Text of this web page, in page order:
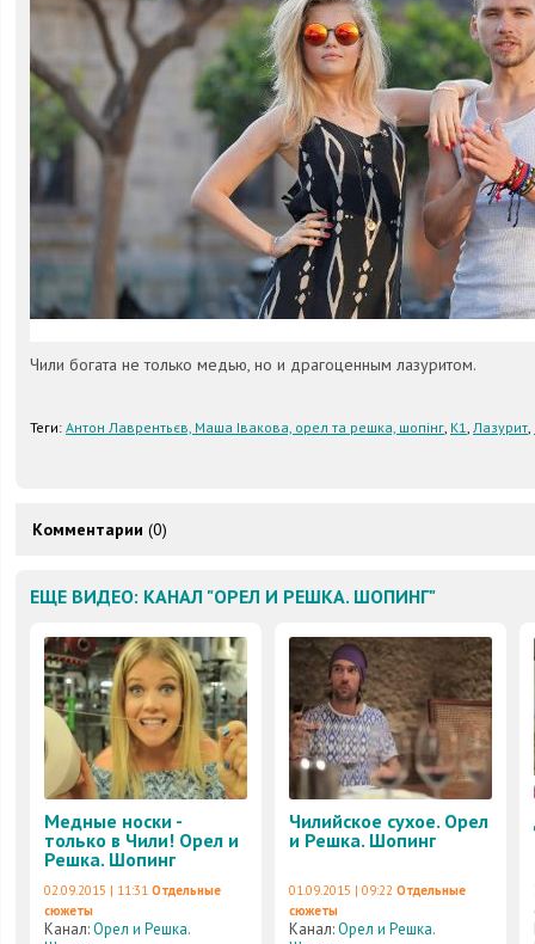
Чили богата не только медью, но и драгоценным лазуритом.
Теги: Антон Лаврентьєв, Маша Івакова, орел та решка, шопінг, К1, Лазурит,
Комментарии (0)
ЕЩЕ ВИДЕО: КАНАЛ "ОРЕЛ И РЕШКА. ШОПИНГ"
Медные носки -
только в Чили! Орел и
Решка. Шопинг
02.09.2015 | 11:31 Отдельные
сюжеты
Канал:Орел и Решка.
Чилийское сухое. Орел
и Решка. Шопинг
01.09.2015 | 09:22 Отдельные
сюжеты
Канал:Орел и Решка.